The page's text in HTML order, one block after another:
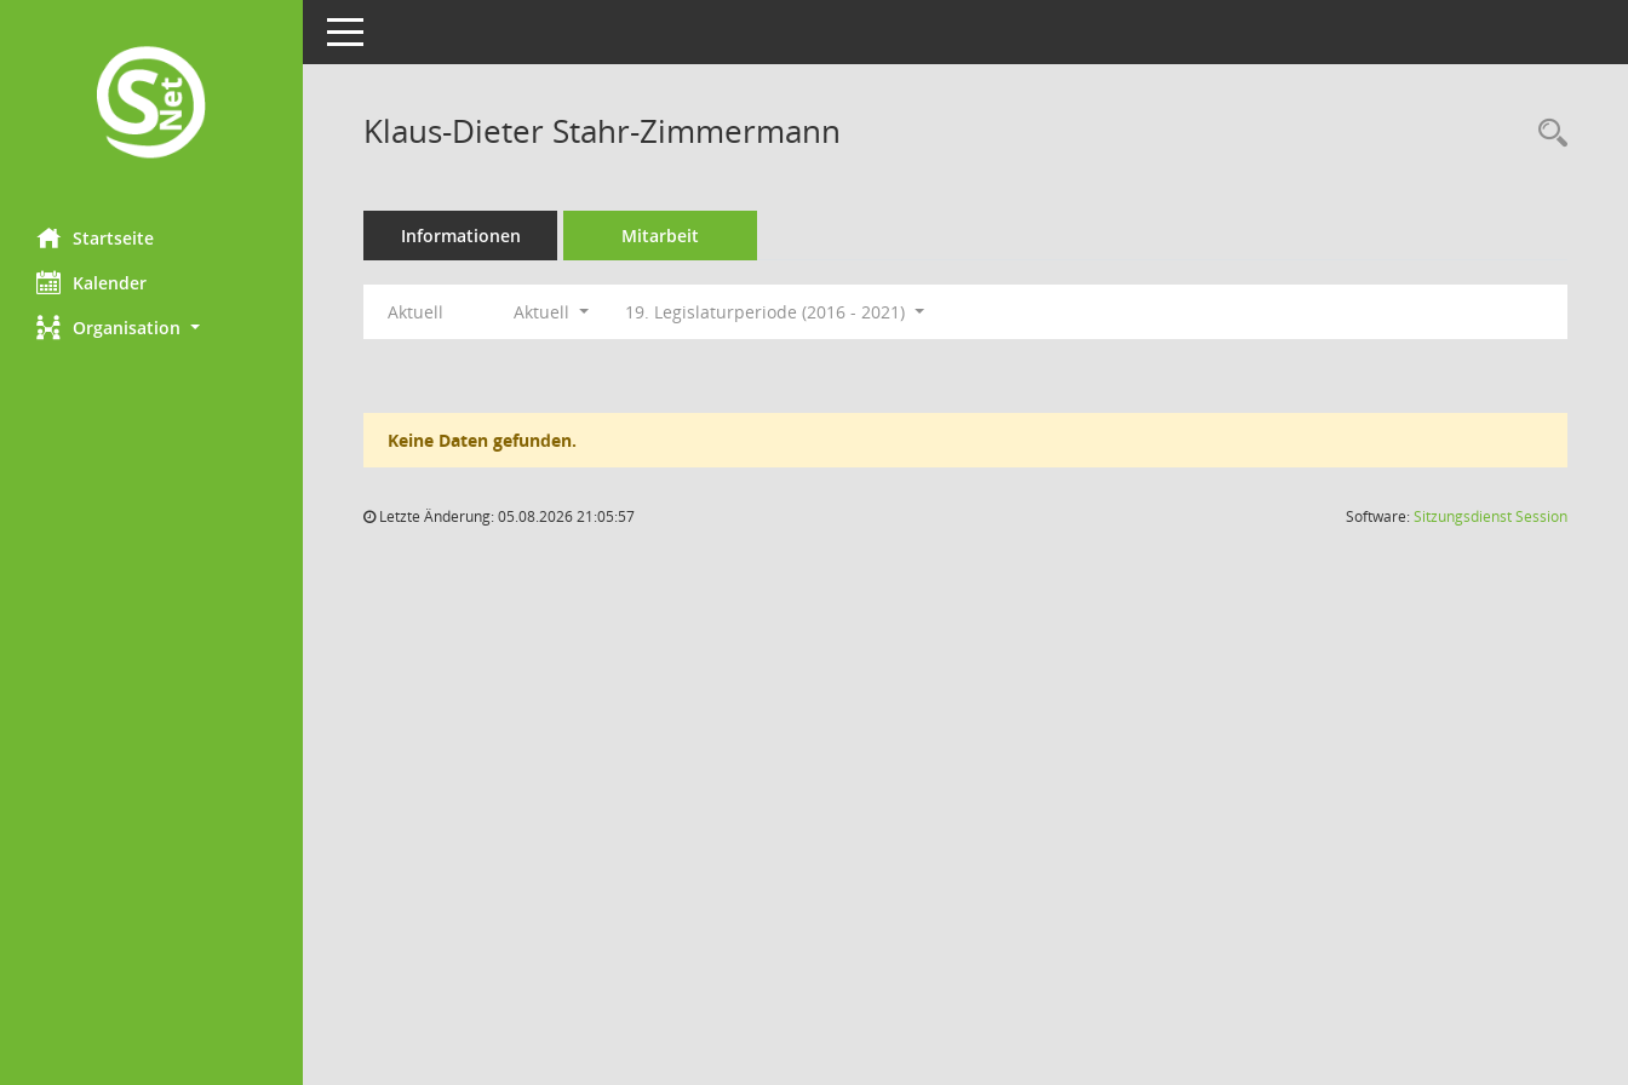
Startseite
Kalender
Organisation
Toggle navigation
Klaus-Dieter Stahr-Zimmermann
Informationen Mitarbeit
Aktuell Aktuell 19. Legislaturperiode (2016 - 2021)
Keine Daten gefunden.
Letzte Änderung: 05.08.2026 21:05:57 Software:SitzungsdienstSession(Wird in